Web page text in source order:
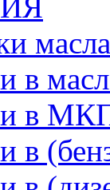
масла
в
в
в